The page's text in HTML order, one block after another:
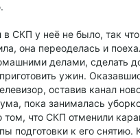
СКП у неё не было, так что
она переоделась и
делами, сделать
ужин.
оставив канал
пока занималась
что СКП отменили
подготовки к его снятию.